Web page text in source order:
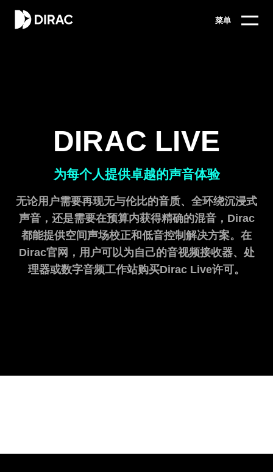
菜单
DIRAC LIVE
为每个人提供卓越的声音体验
无论用户需要再现无与伦比的音质、全环绕沉浸式
声音，还是需要在预算内获得精确的混音，Dirac
都能提供空间声场校正和低音控制解决方案。在
Dirac官网，用户可以为自己的音视频接收器、处
理器或数字音频工作站购买Dirac Live许可。